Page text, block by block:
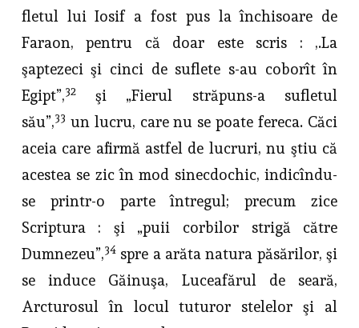
fletul lui Iosif a fost pus la închisoare de
Faraon, pentru că doar este scris : ,.La
şaptezeci şi cinci de suflete s-au coborît în
Egipt”,32
şi „Fierul stră­puns-a sufletul
său”,33 un lucru, care nu se poate fereca. Căci
aceia care afirmă astfel de lucruri, nu ştiu că
acestea se zic în mod sinecdochic, indicîndu-
se printr-o parte întregul; precum zice
Scriptura : şi „puii corbilor strigă către
Dumnezeu”,34 spre a arăta natura păsărilor, şi
se induce Găinuşa, Luceafărul de seară,
Arcturosul în locul tuturor stelelor şi al